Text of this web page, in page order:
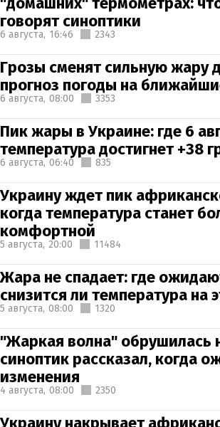
говорят синоптики
6 августа, 16:46 2343
Грозы сменят сильную жару
прогноз погоды на
6 августа, 08:00 3353
Пик жары в Украине: где 6
температура достигнет +38
6 августа, 06:40 835
Украину ждет пик
когда температура станет
комфортной
5 августа, 20:00 11484
Жара не спадает: где
снизится ли температура на
5 августа, 08:00 1320
"Жаркая волна" обрушилась
синоптик рассказал, когда
изменения
4 августа, 08:00 2350
Украину накрывает